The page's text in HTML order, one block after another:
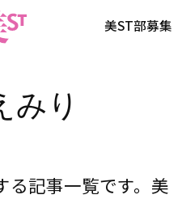
美ST部募集
みり
る記事一覧です。美